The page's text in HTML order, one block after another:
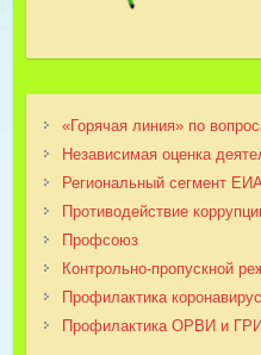
«Горячая линия» по
Независимая оценка
Региональный сегмент
Противодействие
Профсоюз
Контрольно-пропускной
Профилактика
Профилактика ОРВИ и